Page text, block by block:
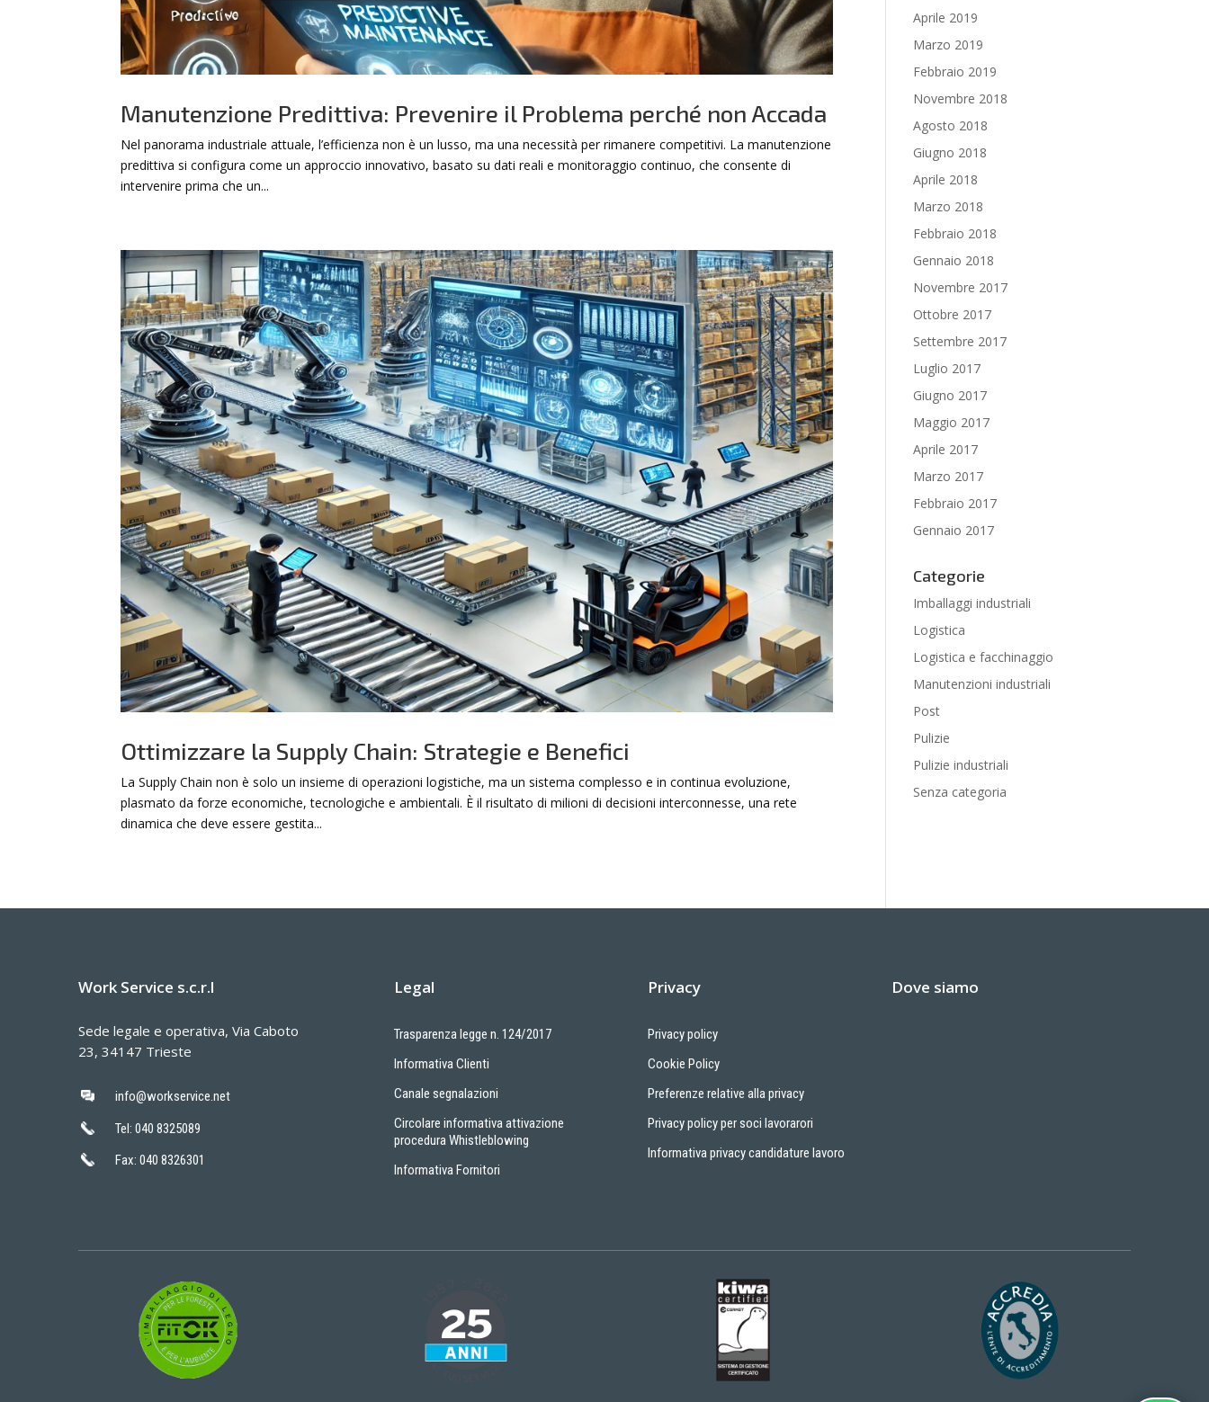
Manutenzione Predittiva: Prevenire il Problema perché non Accada
Nel panorama industriale attuale, l’efficienza non è un lusso, ma una necessità per rimanere competitivi. La manutenzione
predittiva si configura come un approccio innovativo, basato su dati reali e monitoraggio continuo, che consente di
intervenire prima che un...
Ottimizzare la Supply Chain: Strategie e Benefici
La Supply Chain non è solo un insieme di operazioni logistiche, ma un sistema complesso e in continua evoluzione,
plasmato da forze economiche, tecnologiche e ambientali. È il risultato di milioni di decisioni interconnesse, una rete
dinamica che deve essere gestita...
Aprile 2019
Marzo 2019
Febbraio 2019
Novembre 2018
Agosto 2018
Giugno 2018
Aprile 2018
Marzo 2018
Febbraio 2018
Gennaio 2018
Novembre 2017
Ottobre 2017
Settembre 2017
Luglio 2017
Giugno 2017
Maggio 2017
Aprile 2017
Marzo 2017
Febbraio 2017
Gennaio 2017
Categorie
Imballaggi industriali
Logistica
Logistica e facchinaggio
Manutenzioni industriali
Post
Pulizie
Pulizie industriali
Senza categoria
Work Service s.c.r.l
Sede legale e operativa, Via Caboto
23, 34147 Trieste
info@workservice.net
Tel: 040 8325089
Fax: 040 8326301
Legal
Trasparenza legge n. 124/2017
Informativa Clienti
Canale segnalazioni
Circolare informativa attivazione
procedura Whistleblowing
Informativa Fornitori
Privacy
Privacy policy
Cookie Policy
Preferenze relative alla privacy
Privacy policy per soci lavorarori
Informativa privacy candidature lavoro
Dove siamo